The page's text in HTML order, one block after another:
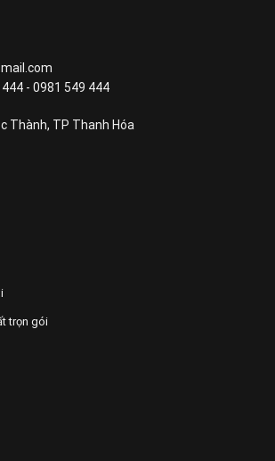
- 0981 549 444
Thành, TP Thanh Hóa
trọn gói